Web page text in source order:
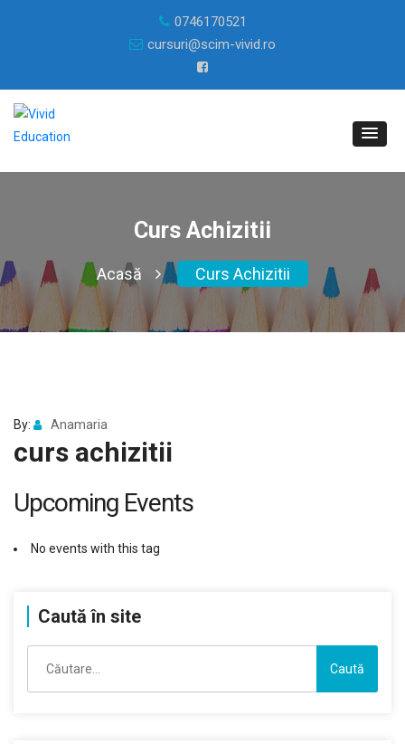
0746170521
cursuri@scim-vivid.ro
Curs Achizitii
Acasă Curs Achizitii
By: Anamaria
curs achizitii
Upcoming Events
No events with this tag
Caută în site
după: